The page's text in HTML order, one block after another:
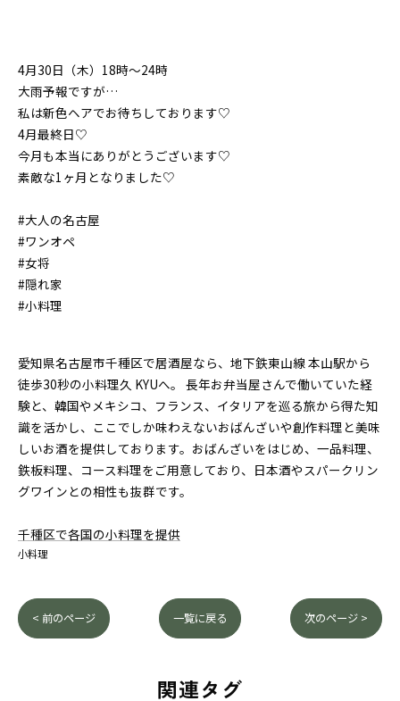
4月30日（木）18時〜24時
大雨予報ですが…
私は新色ヘアでお待ちしております♡
4月最終日♡
今月も本当にありがとうございます♡
素敵な1ヶ月となりました♡
#大人の名古屋
#ワンオペ
#女将
#隠れ家
#小料理
愛知県名古屋市千種区で居酒屋なら、地下鉄東山線 本山駅から
徒歩30秒の小料理久 KYUへ。 長年お弁当屋さんで働いていた経
験と、韓国やメキシコ、フランス、イタリアを巡る旅から得た知
識を活かし、ここでしか味わえないおばんざいや創作料理と美味
しいお酒を提供しております。おばんざいをはじめ、一品料理、
鉄板料理、コース料理をご用意しており、日本酒やスパークリン
グワインとの相性も抜群です。
千種区で各国の小料理を提供
小料理
< 前のページ 一覧に戻る 次のページ >
関連タグ